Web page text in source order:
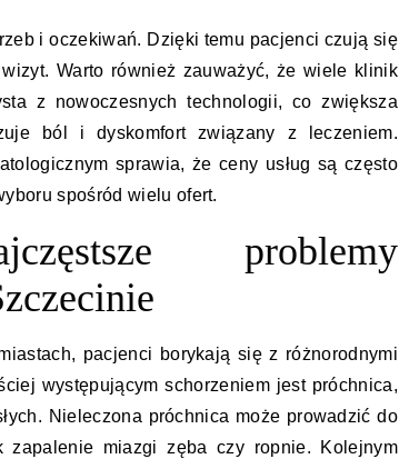
i oczekiwań. Dzięki temu pacjenci czują się
Warto również zauważyć, że wiele klinik
z nowoczesnych technologii, co zwiększa
ból i dyskomfort związany z leczeniem.
sprawia, że ceny usług są często
spośród wielu ofert.
problemy
pacjenci borykają się z różnorodnymi
występującym schorzeniem jest próchnica,
Nieleczona próchnica może prowadzić do
zapalenie miazgi zęba czy ropnie. Kolejnym